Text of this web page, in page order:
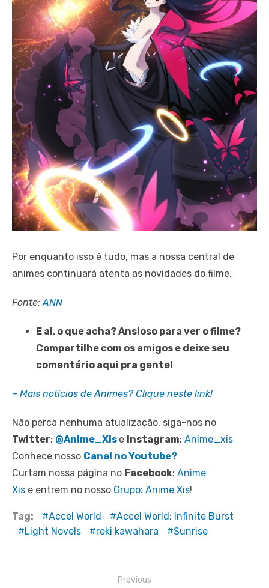
Por enquanto isso é tudo, mas a nossa central de
animes continuará atenta as novidades do filme.
Fonte:ANN
E ai, o que acha? Ansioso para ver o filme?
Compartilhe com os amigos e deixe seu
comentário aqui pra gente!
– Mais notícias de Animes? Clique neste link!
Não perca nenhuma atualização, siga-nos no
Twitter: @Anime_Xis e Instagram: Anime_xis
Conhece nosso Canal no Youtube?
Curtam nossa página no Facebook: Anime
Xis e entrem no nosso Grupo: Anime Xis!
Tag: Accel World
Accel World: Infinite Burst
Light Novels
reki kawahara Sunrise
Previous